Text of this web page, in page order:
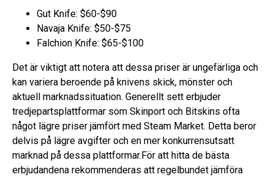
Gut Knife: $60-$90
Navaja Knife: $50-$75
Falchion Knife: $65-$100
Det är viktigt att notera att dessa priser är ungefärliga och
kan variera beroende på knivens skick, mönster och
aktuell marknadssituation. Generellt sett erbjuder
tredjepartsplattformar som Skinport och Bitskins ofta
något lägre priser jämfört med Steam Market. Detta beror
delvis på lägre avgifter och en mer konkurrensutsatt
marknad på dessa plattformar.För att hitta de bästa
erbjudandena rekommenderas att regelbundet jämföra